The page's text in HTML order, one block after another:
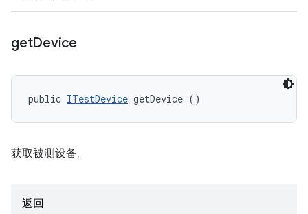
getDevice
public ITestDevice getDevice ()
获取被测设备。
返回